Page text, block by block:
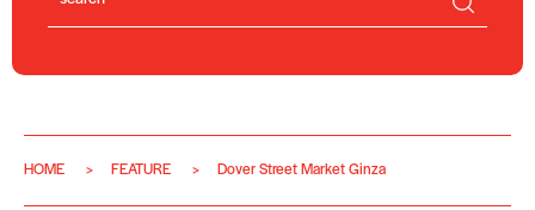
HOME FEATURE Dover Street Market Ginza